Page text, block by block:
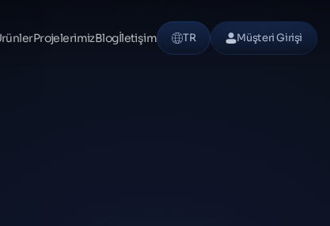
ProjelerimizBlogİletişim TR Müşteri Girişi